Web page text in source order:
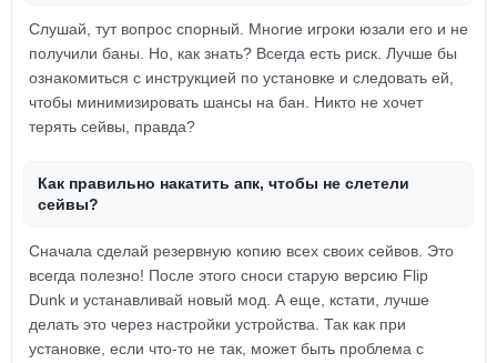
Слушай, тут вопрос спорный. Многие игроки юзали его и не
получили баны. Но, как знать? Всегда есть риск. Лучше бы
ознакомиться с инструкцией по установке и следовать ей,
чтобы минимизировать шансы на бан. Никто не хочет
терять сейвы, правда?
Как правильно накатить апк, чтобы не слетели
сейвы?
Сначала сделай резервную копию всех своих сейвов. Это
всегда полезно! После этого сноси старую версию Flip
Dunk и устанавливай новый мод. А еще, кстати, лучше
делать это через настройки устройства. Так как при
установке, если что-то не так, может быть проблема с